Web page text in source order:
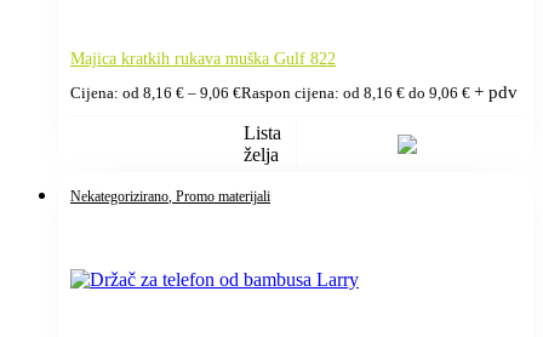
Majica kratkih rukava muška Gulf 822
Cijena: od 8,16 € – 9,06 €Raspon cijena: od 8,16 € do 9,06 € + pdv
Lista
želja
Nekategorizirano , Promo materijali